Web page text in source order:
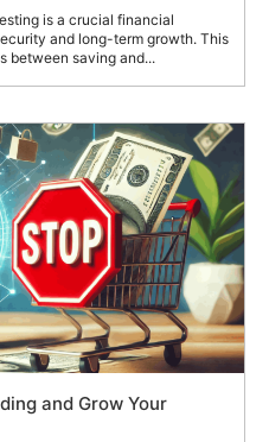
is a crucial financial
and long-term growth. This
between saving and...
and Grow Your